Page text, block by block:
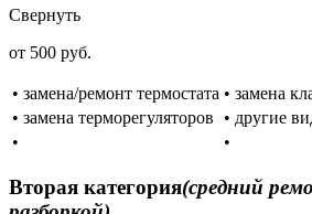
Свернуть
от 500 руб.
• замена/ремонт термостата • замена
• замена терморегуляторов
• другие
•
•
Вторая категория(средний